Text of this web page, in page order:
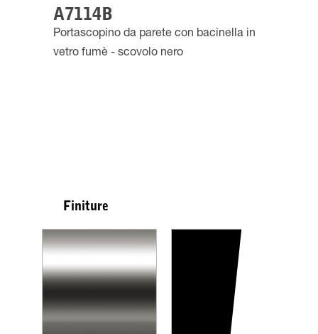
A7114B
Portascopino da parete con bacinella in
vetro fumè - scovolo nero
Finiture